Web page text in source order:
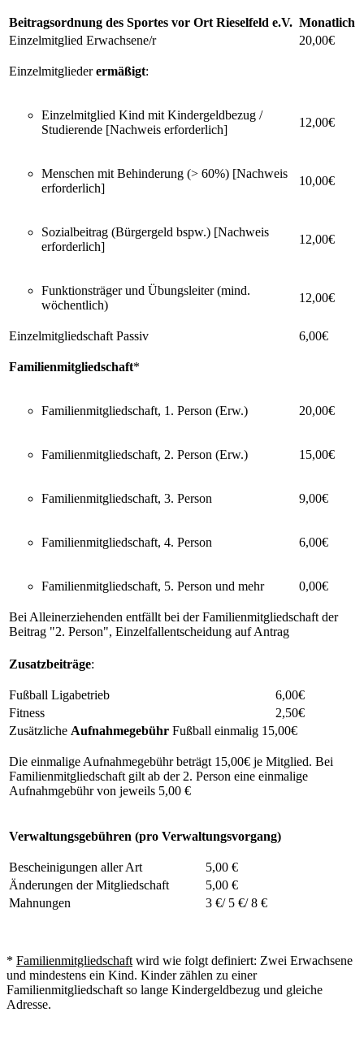
Beitragsordnung des Sportes vor Ort Rieselfeld e.V. Monatlich
Einzelmitglied Erwachsene/r
20,00€
Einzelmitgliederermäßigt:
Einzelmitglied Kind mit Kindergeldbezug /
Studierende [Nachweis erforderlich]
12,00€
Menschen mit Behinderung (> 60%) [Nachweis
erforderlich]
10,00€
Sozialbeitrag (Bürgergeld bspw.) [Nachweis
erforderlich]
12,00€
Funktionsträger und Übungsleiter (mind.
wöchentlich)
12,00€
Einzelmitgliedschaft Passiv 6,00€
Familienmitgliedschaft*
Familienmitgliedschaft, 1. Person (Erw.) 20,00€
Familienmitgliedschaft, 2. Person (Erw.) 15,00€
Familienmitgliedschaft, 3. Person 9,00€
Familienmitgliedschaft, 4. Person 6,00€
Familienmitgliedschaft, 5. Person und mehr 0,00€
Bei Alleinerziehenden entfällt bei der Familienmitgliedschaft der
Beitrag "2. Person", Einzelfallentscheidung auf Antrag
Zusatzbeiträge:
Fußball Ligabetrieb
6,00€
Fitness
2,50€
Zusätzliche Aufnahmegebühr Fußball einmalig 15,00€
Die einmalige Aufnahmegebühr beträgt 15,00€ je Mitglied. Bei
Familienmitgliedschaft gilt ab der 2. Person eine einmalige
Aufnahmgebühr von jeweils 5,00 €
Verwaltungsgebühren (pro Verwaltungsvorgang)
Bescheinigungen aller Art
5,00 €
Änderungen der Mitgliedschaft
5,00 €
Mahnungen
3 €/ 5 €/ 8 €
* Familienmitgliedschaft wird wie folgt definiert: Zwei Erwachsene
und mindestens ein Kind. Kinder zählen zu einer
Familienmitgliedschaft so lange Kindergeldbezug und gleiche
Adresse.